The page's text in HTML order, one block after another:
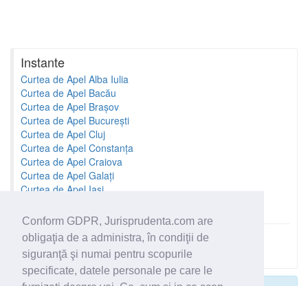
Conform GDPR, Jurisprudenta.com are
obligaţia de a administra, în condiţii de
siguranţă şi numai pentru scopurile
specificate, datele personale pe care le
Instante
Curtea de Apel Alba Iulia
Curtea de Apel Bacău
Curtea de Apel Brașov
Curtea de Apel București
Curtea de Apel Cluj
Curtea de Apel Constanța
Curtea de Apel Craiova
Curtea de Apel Galați
Curtea de Apel Iași
Toate instantele